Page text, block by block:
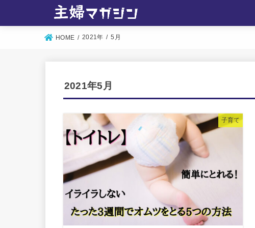
HOME 2021年 5月
2021年5月
子育て